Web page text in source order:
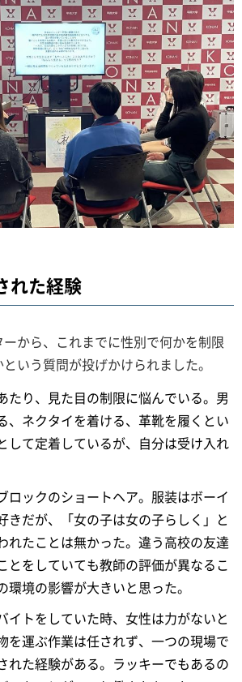
れた経験
から、これまでに性別で何かを制限
いう質問が投げかけられました。
たり、見た目の制限に悩んでいる。男
、ネクタイを着ける、革靴を履くとい
して定着しているが、自分は受け入れ
ロックのショートヘア。服装はボーイ
きだが、「女の子は女の子らしく」と
れたことは無かった。違う高校の友達
とをしていても教師の評価が異なるこ
環境の影響が大きいと思った。
イトをしていた時、女性は力がないと
を運ぶ作業は任されず、一つの現場で
れた経験がある。ラッキーでもあるの